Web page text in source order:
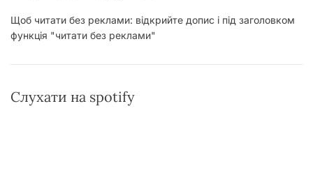
Щоб читати без реклами: відкрийте допис і під заголовком
функція "читати без реклами"
Слухати на spotify